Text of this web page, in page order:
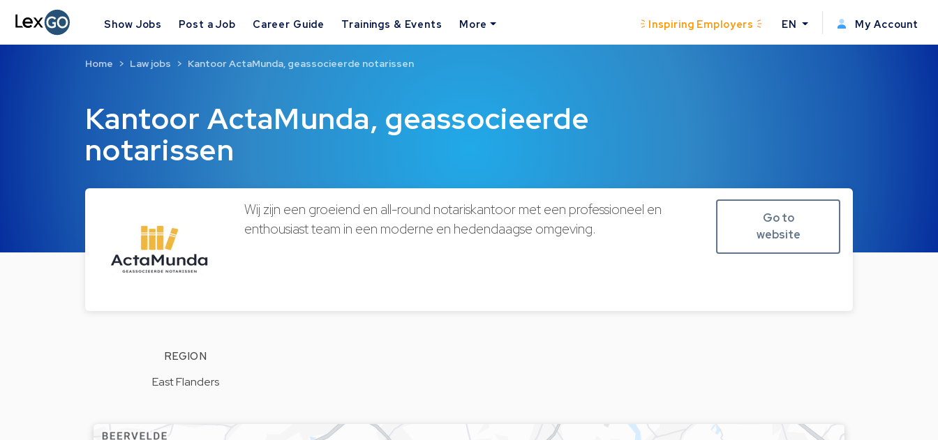
Show Jobs Post a Job Career Guide Trainings & Events More Inspiring Employers EN My Account
Kantoor ActaMunda, geassocieerde
notarissen
Home Law jobs Kantoor ActaMunda, geassocieerde notarissen
Wij zijn een groeiend en all-round notariskantoor met een professioneel en
enthousiast team in een moderne en hedendaagse omgeving.
Go to
website
REGION
East Flanders